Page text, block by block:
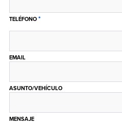
TELÉFONO *
EMAIL
ASUNTO/VEHÍCULO
MENSAJE